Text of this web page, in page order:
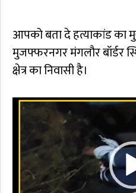
आपको बता दे हत्याकांड का
मुजफ्फरनगर मंगलौर बॉर्डर
क्षेत्र का निवासी है।
Video